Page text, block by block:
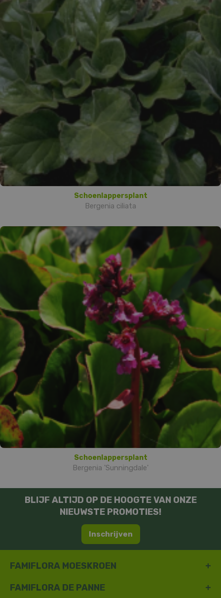
Schoenlappersplant
Bergenia ciliata
Schoenlappersplant
Bergenia 'Sunningdale'
BLIJF ALTIJD OP DE HOOGTE VAN ONZE
NIEUWSTE PROMOTIES!
Inschrijven
FAMIFLORA MOESKROEN
FAMIFLORA DE PANNE